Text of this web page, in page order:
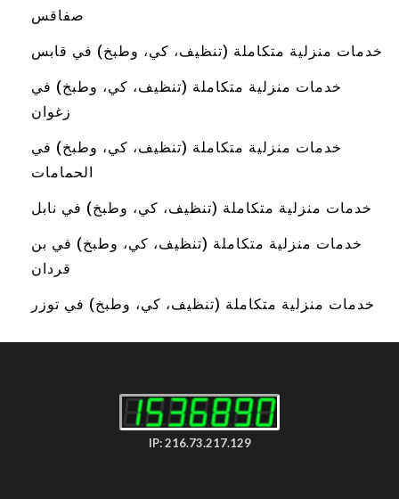
صفاقس
خدمات منزلية متكاملة (تنظيف، كي، وطبخ) في قابس
خدمات منزلية متكاملة (تنظيف، كي، وطبخ) في
زغوان
خدمات منزلية متكاملة (تنظيف، كي، وطبخ) في
الحمامات
خدمات منزلية متكاملة (تنظيف، كي، وطبخ) في نابل
خدمات منزلية متكاملة (تنظيف، كي، وطبخ) في بن
قردان
خدمات منزلية متكاملة (تنظيف، كي، وطبخ) في توزر
IP: 216.73.217.129